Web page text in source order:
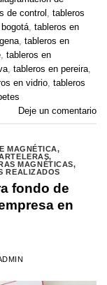
de control tableros
tableros en
tableros en
tableros en
tableros en pereira
en vidrio tableros
Deje un comentario
MAGNÉTICA,
,
MAGNÉTICAS,
REALIZADOS
fondo de
en